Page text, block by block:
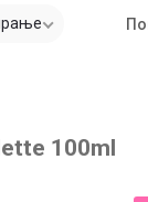
100ml